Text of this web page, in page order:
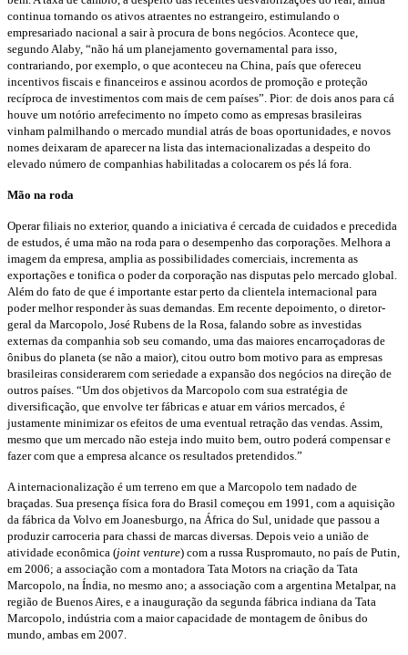
continua tornando os ativos atraentes no estrangeiro, estimulando o
empresariado nacional a sair à procura de bons negócios. Acontece que,
segundo Alaby, “não há um planejamento governamental para isso,
contrariando, por exemplo, o que aconteceu na China, país que ofereceu
incentivos fiscais e financeiros e assinou acordos de promoção e proteção
recíproca de investimentos com mais de cem países”. Pior: de dois anos para cá
houve um notório arrefecimento no ímpeto como as empresas brasileiras
vinham palmilhando o mercado mundial atrás de boas oportunidades, e novos
nomes deixaram de aparecer na lista das internacionalizadas a despeito do
elevado número de companhias habilitadas a colocarem os pés lá fora.
Mão na roda
Operar filiais no exterior, quando a iniciativa é cercada de cuidados e precedida
de estudos, é uma mão na roda para o desempenho das corporações. Melhora a
imagem da empresa, amplia as possibilidades comerciais, incrementa as
exportações e tonifica o poder da corporação nas disputas pelo mercado global.
Além do fato de que é importante estar perto da clientela internacional para
poder melhor responder às suas demandas. Em recente depoimento, o diretor-
geral da Marcopolo, José Rubens de la Rosa, falando sobre as investidas
externas da companhia sob seu comando, uma das maiores encarroçadoras de
ônibus do planeta (se não a maior), citou outro bom motivo para as empresas
brasileiras considerarem com seriedade a expansão dos negócios na direção de
outros países. “Um dos objetivos da Marcopolo com sua estratégia de
diversificação, que envolve ter fábricas e atuar em vários mercados, é
justamente minimizar os efeitos de uma eventual retração das vendas. Assim,
mesmo que um mercado não esteja indo muito bem, outro poderá compensar e
fazer com que a empresa alcance os resultados pretendidos.”
A internacionalização é um terreno em que a Marcopolo tem nadado de
braçadas. Sua presença física fora do Brasil começou em 1991, com a aquisição
da fábrica da Volvo em Joanesburgo, na África do Sul, unidade que passou a
produzir carroceria para chassi de marcas diversas. Depois veio a união de
atividade econômica (joint venture) com a russa Ruspromauto, no país de Putin,
em 2006; a associação com a montadora Tata Motors na criação da Tata
Marcopolo, na Índia, no mesmo ano; a associação com a argentina Metalpar, na
região de Buenos Aires, e a inauguração da segunda fábrica indiana da Tata
Marcopolo, indústria com a maior capacidade de montagem de ônibus do
mundo, ambas em 2007.